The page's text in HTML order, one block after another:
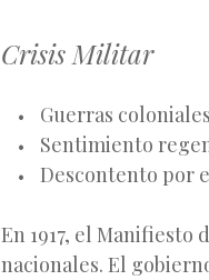
Crisis Militar
Guerras
Sentimiento
Descontento por
En 1917, el
nacionales. El